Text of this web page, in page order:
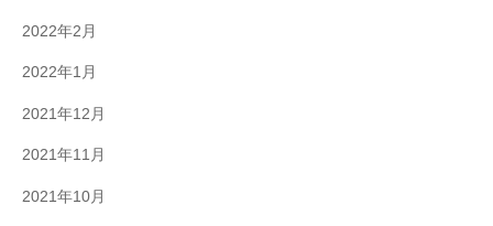
2022年2月
2022年1月
2021年12月
2021年11月
2021年10月